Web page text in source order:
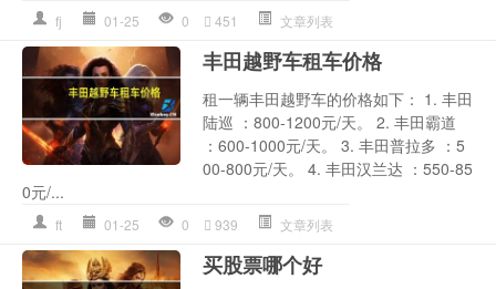
fj 01-25 0 451 文章列表
丰田越野车租车价格
租一辆丰田越野车的价格如下： 1. 丰田
陆巡 ：800-1200元/天。 2. 丰田霸道
：600-1000元/天。 3. 丰田普拉多 ：5
00-800元/天。 4. 丰田汉兰达 ：550-85
0元/...
ft 01-25 0 939 文章列表
买股票哪个好